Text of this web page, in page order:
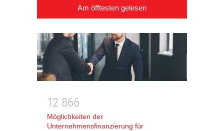
Am öfftesten gelesen
1 2 866
Möglichkeiten der
Unternehmensfinanzierung für